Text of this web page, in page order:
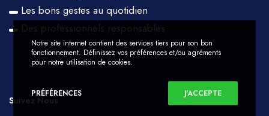
Les bons gestes au quotidien
Des professionnels responsables
Suivez Nous
Notre site internet contient des services tiers pour son bon
fonctionnement. Définissez vos préférences et/ou agréments
pour notre utilisation de cookies.
PRÉFÉRENCES J'ACCEPTE